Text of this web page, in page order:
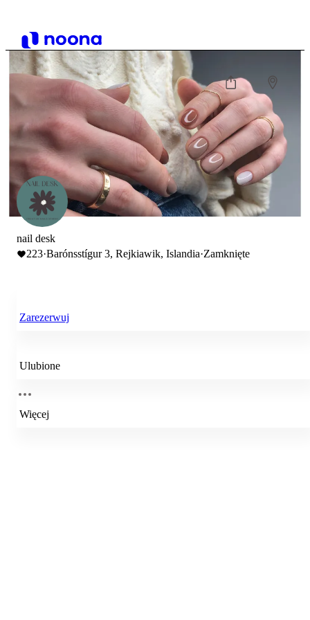
nail desk
223·Barónsstígur 3, Rejkiawik, Islandia·Zamknięte
Zarezerwuj
Ulubione
Więcej